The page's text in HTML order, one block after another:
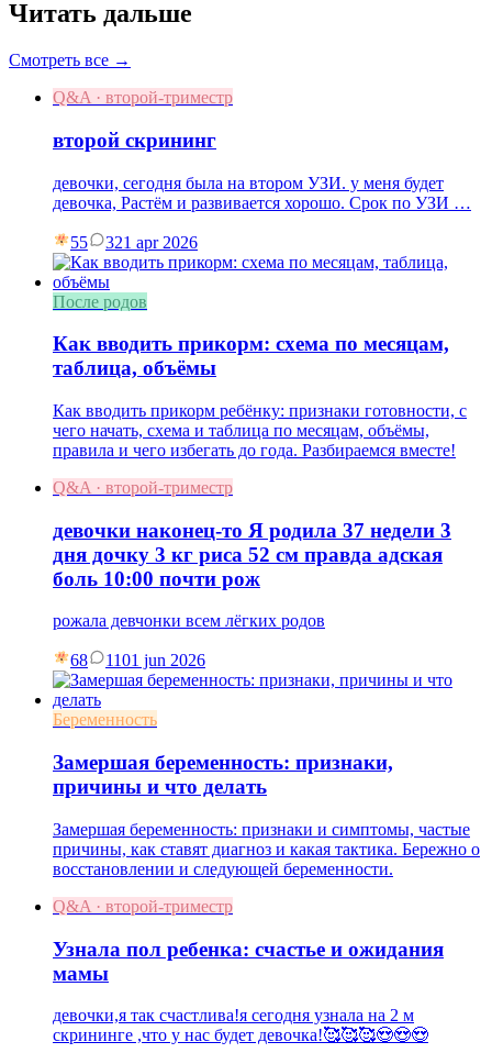
Читать дальше
Смотреть все →
Q&A · второй-триместр
второй скрининг
девочки, сегодня была на втором УЗИ. у меня будет
девочка, Растём и развивается хорошо. Срок по УЗИ …
55 321 apr 2026
После родов
Как вводить прикорм: схема по месяцам,
таблица, объёмы
Как вводить прикорм ребёнку: признаки готовности, с
чего начать, схема и таблица по месяцам, объёмы,
правила и чего избегать до года. Разбираемся вместе!
Q&A · второй-триместр
девочки наконец-то Я родила 37 недели 3
дня дочку 3 кг риса 52 см правда адская
боль 10:00 почти рож
рожала девчонки всем лёгких родов
68 1101 jun 2026
Беременность
Замершая беременность: признаки,
причины и что делать
Замершая беременность: признаки и симптомы, частые
причины, как ставят диагноз и какая тактика. Бережно о
восстановлении и следующей беременности.
Q&A · второй-триместр
Узнала пол ребенка: счастье и ожидания
мамы
девочки,я так счастлива!я сегодня узнала на 2 м
скрининге ,что у нас будет девочка!🥰🥰🥰😍😍😍